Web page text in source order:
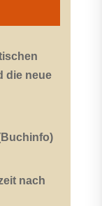
die neue
nach